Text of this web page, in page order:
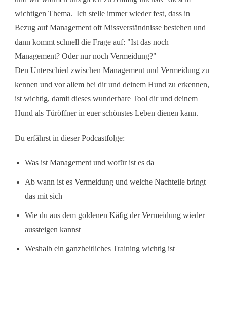
wichtigen Thema. Ich stelle immer wieder fest, dass in
Bezug auf Management oft Missverständnisse bestehen und
dann kommt schnell die Frage auf: "Ist das noch
Management? Oder nur noch Vermeidung?"
Den Unterschied zwischen Management und Vermeidung zu
kennen und vor allem bei dir und deinem Hund zu erkennen,
ist wichtig, damit dieses wunderbare Tool dir und deinem
Hund als Türöffner in euer schönstes Leben dienen kann.
Du erfährst in dieser Podcastfolge:
Was ist Management und wofür ist es da
Ab wann ist es Vermeidung und welche Nachteile bringt
das mit sich
Wie du aus dem goldenen Käfig der Vermeidung wieder
aussteigen kannst
Weshalb ein ganzheitliches Training wichtig ist